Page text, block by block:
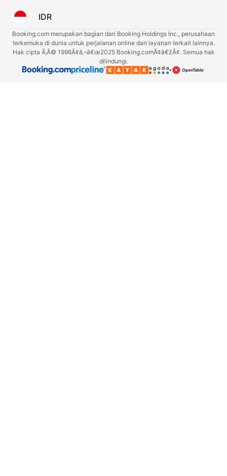
IDR
Booking.com merupakan bagian dari Booking Holdings Inc., perusahaan
terkemuka di dunia untuk perjalanan online dan layanan terkait lainnya.
Hak cipta Ã‚Â© 1996Ã¢â‚¬â€œ2025 Booking.comÃ¢â€žÂ¢. Semua hak
dilindungi.